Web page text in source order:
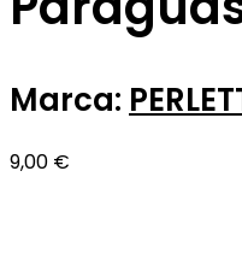
Marca:
9,00 €